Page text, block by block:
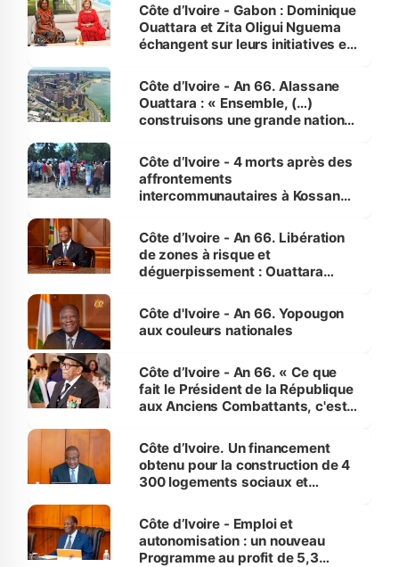
Côte d’Ivoire - Gabon : Dominique
Ouattara et Zita Oligui Nguema
échangent sur leurs initiatives en
enfants
Côte d’Ivoire - An 66. Alassane
Ouattara : « Ensemble, (…)
construisons une grande nation
générations futures »
Côte d’Ivoire - 4 morts après des
affrontements
intercommunautaires à Kossandji
milieu des sinistrés
Côte d’Ivoire - An 66. Libération
de zones à risque et
déguerpissement : Ouattara
l'Etat de droit pour préserver les
vies humaines »
Côte d'Ivoire - An 66. Yopougon
aux couleurs nationales
Côte d’Ivoire - An 66. « Ce que
fait le Président de la République
aux Anciens Combattants, c'est
Côte d’Ivoire. Un financement
obtenu pour la construction de 4
300 logements sociaux et
et Yamoussoukro
Côte d’Ivoire - Emploi et
autonomisation : un nouveau
Programme au profit de 5,3